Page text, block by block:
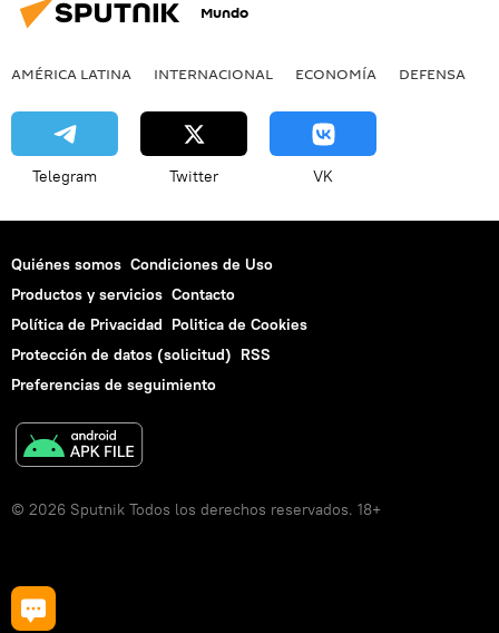
Mundo
AMÉRICA LATINA INTERNACIONAL ECONOMÍA DEFENSA
Telegram Twitter VK
Quiénes somos Condiciones de Uso
Productos y servicios Contacto
Política de Privacidad Politica de Cookies
Protección de datos (solicitud) RSS
Preferencias de seguimiento
© 2026 Sputnik Todos los derechos reservados. 18+